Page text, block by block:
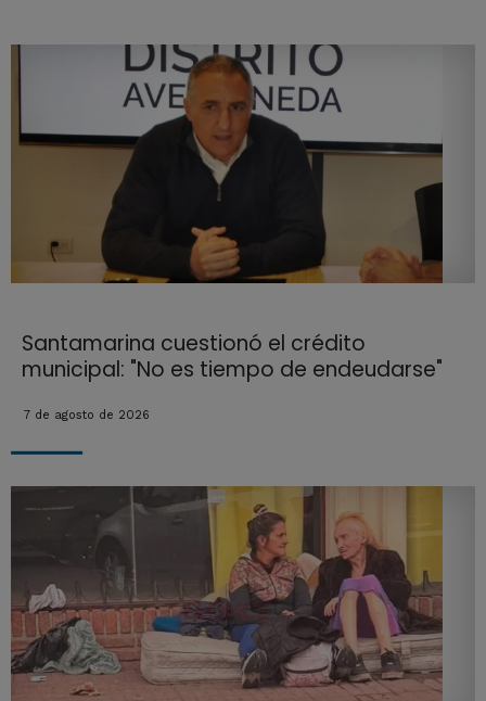
Santamarina cuestionó el crédito
municipal: "No es tiempo de endeudarse"
7 de agosto de 2026